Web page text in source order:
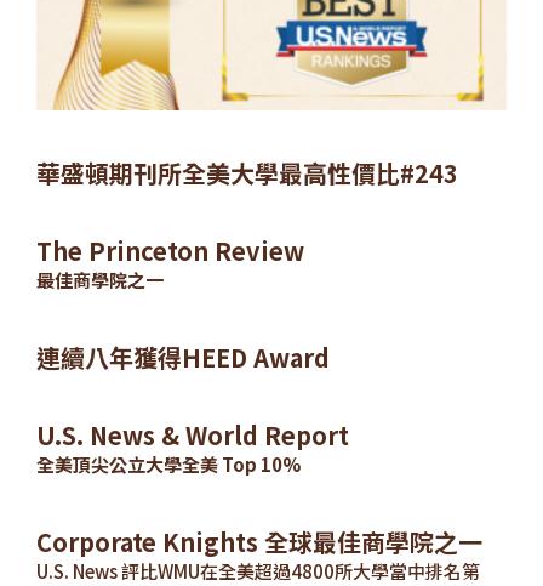
華盛頓期刊所全美大學最高性價比#243
The Princeton Review
最佳商學院之一
連續八年獲得HEED Award
U.S. News & World Report
全美頂尖公立大學全美 Top 10%
Corporate Knights 全球最佳商學院之一
U.S. News 評比WMU在全美超過4800所大學當中排名第